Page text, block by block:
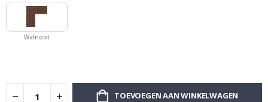
Walnoot
TOEVOEGEN AAN WINKELWAGEN